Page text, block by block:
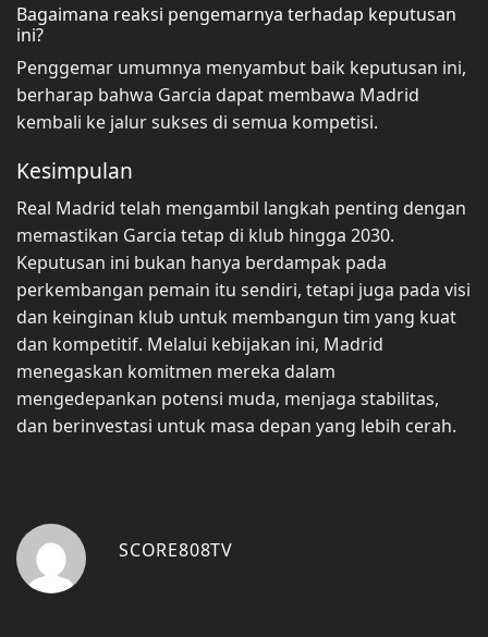
Bagaimana reaksi pengemarnya terhadap keputusan
ini?
Penggemar umumnya menyambut baik keputusan ini,
berharap bahwa Garcia dapat membawa Madrid
kembali ke jalur sukses di semua kompetisi.
Kesimpulan
Real Madrid telah mengambil langkah penting dengan
memastikan Garcia tetap di klub hingga 2030.
Keputusan ini bukan hanya berdampak pada
perkembangan pemain itu sendiri, tetapi juga pada visi
dan keinginan klub untuk membangun tim yang kuat
dan kompetitif. Melalui kebijakan ini, Madrid
menegaskan komitmen mereka dalam
mengedepankan potensi muda, menjaga stabilitas,
dan berinvestasi untuk masa depan yang lebih cerah.
SCORE808TV